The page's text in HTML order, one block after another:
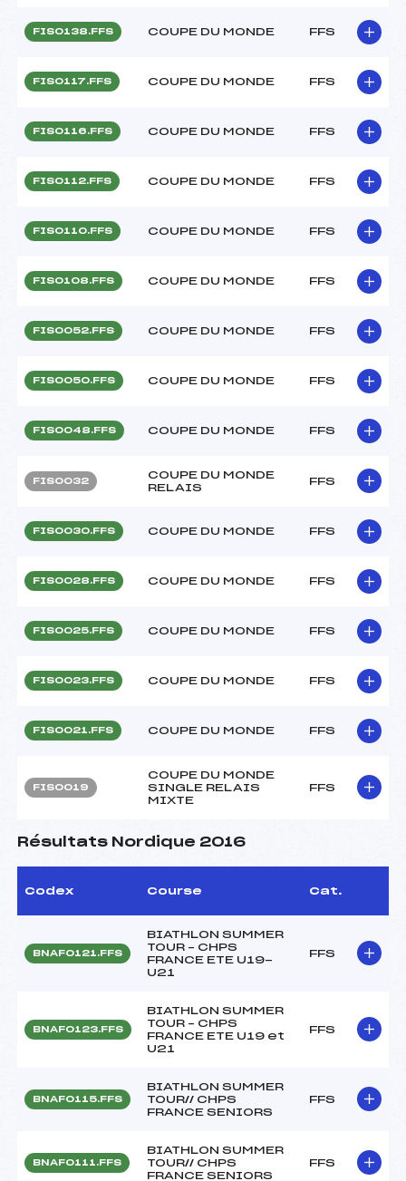
FIS0138.FFS COUPE DU MONDE FFS
FIS0117.FFS COUPE DU MONDE FFS
FIS0116.FFS COUPE DU MONDE FFS
FIS0112.FFS COUPE DU MONDE FFS
FIS0110.FFS COUPE DU MONDE FFS
FIS0108.FFS COUPE DU MONDE FFS
FIS0052.FFS COUPE DU MONDE FFS
FIS0050.FFS COUPE DU MONDE FFS
FIS0048.FFS COUPE DU MONDE FFS
FIS0032
COUPE DU MONDE
RELAIS
FFS
FIS0030.FFS COUPE DU MONDE FFS
FIS0028.FFS COUPE DU MONDE FFS
FIS0025.FFS COUPE DU MONDE FFS
FIS0023.FFS COUPE DU MONDE FFS
FIS0021.FFS COUPE DU MONDE FFS
FIS0019
COUPE DU MONDE
SINGLE RELAIS
MIXTE
FFS
Résultats Nordique 2016
Codex Course Cat.
BNAF0121.FFS
BIATHLON SUMMER
TOUR – CHPS
FRANCE ETE U19-
U21
FFS
BNAF0123.FFS
BIATHLON SUMMER
TOUR – CHPS
FRANCE ETE U19 et
U21
FFS
BNAF0115.FFS
BIATHLON SUMMER
TOUR// CHPS
FRANCE SENIORS
FFS
BNAF0111.FFS
BIATHLON SUMMER
TOUR// CHPS
FRANCE SENIORS
FFS